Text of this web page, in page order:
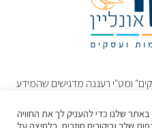
ומט"י רעננה מדגישים שהמידע
או תחליף להתייעצות ישירה
אנו משתמשים בקובצי Cookie באתר שלנו כדי להעניק לך את החוויה